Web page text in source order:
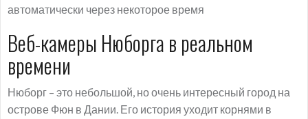
автоматически через некоторое время
Веб-камеры Нюборга в реальном
времени
Нюборг – это небольшой, но очень интересный город на
острове Фюн в Дании. Его история уходит корнями в